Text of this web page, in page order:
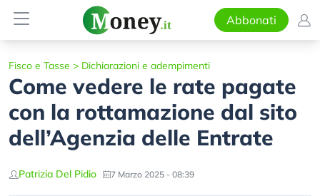
Abbonati
Fisco e Tasse > Dichiarazioni e adempimenti
Come vedere le rate pagate
con la rottamazione dal sito
dell’Agenzia delle Entrate
Patrizia Del Pidio 7 Marzo 2025 - 08:39